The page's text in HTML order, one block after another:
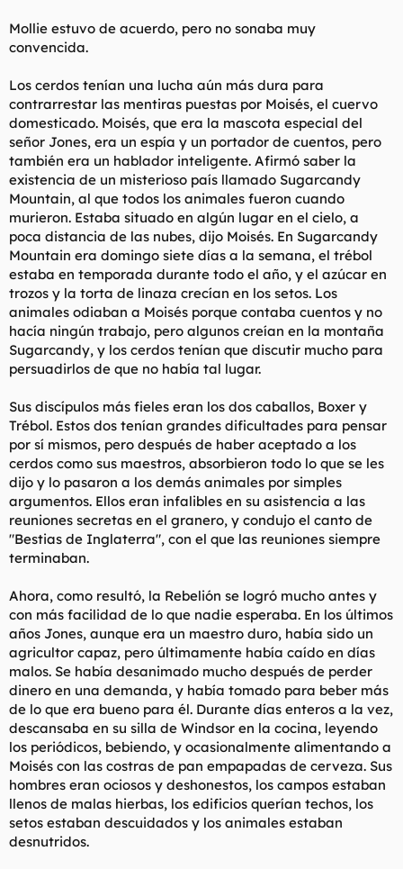
Mollie estuvo de acuerdo, pero no sonaba muy
convencida.
Los cerdos tenían una lucha aún más dura para
contrarrestar las mentiras puestas por Moisés, el cuervo
domesticado. Moisés, que era la mascota especial del
señor Jones, era un espía y un portador de cuentos, pero
también era un hablador inteligente. Afirmó saber la
existencia de un misterioso país llamado Sugarcandy
Mountain, al que todos los animales fueron cuando
murieron. Estaba situado en algún lugar en el cielo, a
poca distancia de las nubes, dijo Moisés. En Sugarcandy
Mountain era domingo siete días a la semana, el trébol
estaba en temporada durante todo el año, y el azúcar en
trozos y la torta de linaza crecían en los setos. Los
animales odiaban a Moisés porque contaba cuentos y no
hacía ningún trabajo, pero algunos creían en la montaña
Sugarcandy, y los cerdos tenían que discutir mucho para
persuadirlos de que no había tal lugar.
Sus discípulos más fieles eran los dos caballos, Boxer y
Trébol. Estos dos tenían grandes dificultades para pensar
por sí mismos, pero después de haber aceptado a los
cerdos como sus maestros, absorbieron todo lo que se les
dijo y lo pasaron a los demás animales por simples
argumentos. Ellos eran infalibles en su asistencia a las
reuniones secretas en el granero, y condujo el canto de
"Bestias de Inglaterra", con el que las reuniones siempre
terminaban.
Ahora, como resultó, la Rebelión se logró mucho antes y
con más facilidad de lo que nadie esperaba. En los últimos
años Jones, aunque era un maestro duro, había sido un
agricultor capaz, pero últimamente había caído en días
malos. Se había desanimado mucho después de perder
dinero en una demanda, y había tomado para beber más
de lo que era bueno para él. Durante días enteros a la vez,
descansaba en su silla de Windsor en la cocina, leyendo
los periódicos, bebiendo, y ocasionalmente alimentando a
Moisés con las costras de pan empapadas de cerveza. Sus
hombres eran ociosos y deshonestos, los campos estaban
llenos de malas hierbas, los edificios querían techos, los
setos estaban descuidados y los animales estaban
desnutridos.